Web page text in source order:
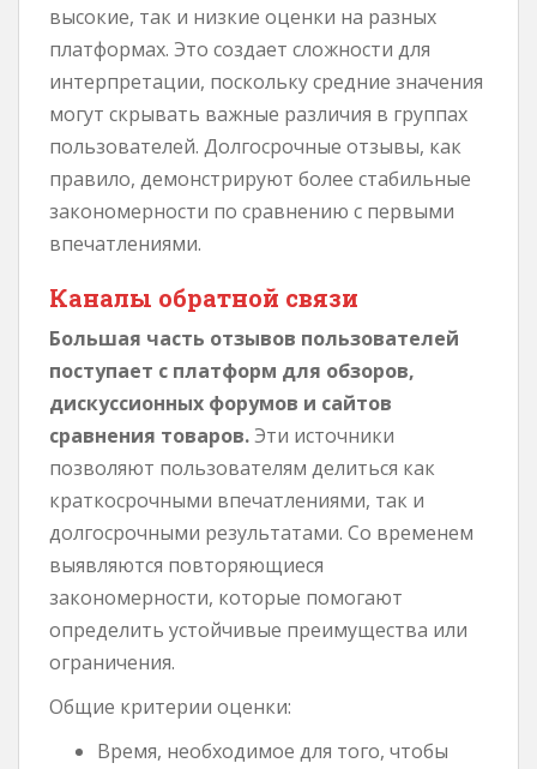
высокие, так и низкие оценки на разных
платформах. Это создает сложности для
интерпретации, поскольку средние значения
могут скрывать важные различия в группах
пользователей. Долгосрочные отзывы, как
правило, демонстрируют более стабильные
закономерности по сравнению с первыми
впечатлениями.
Каналы обратной связи
Большая часть отзывов пользователей
поступает с платформ для обзоров,
дискуссионных форумов и сайтов
сравнения товаров. Эти источники
позволяют пользователям делиться как
краткосрочными впечатлениями, так и
долгосрочными результатами. Со временем
выявляются повторяющиеся
закономерности, которые помогают
определить устойчивые преимущества или
ограничения.
Общие критерии оценки:
Время, необходимое для того, чтобы